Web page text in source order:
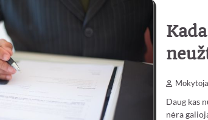
Daug kas
nėra